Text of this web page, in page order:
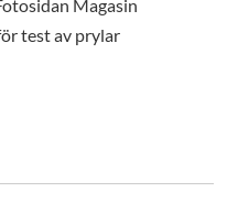
Magasin
test av prylar